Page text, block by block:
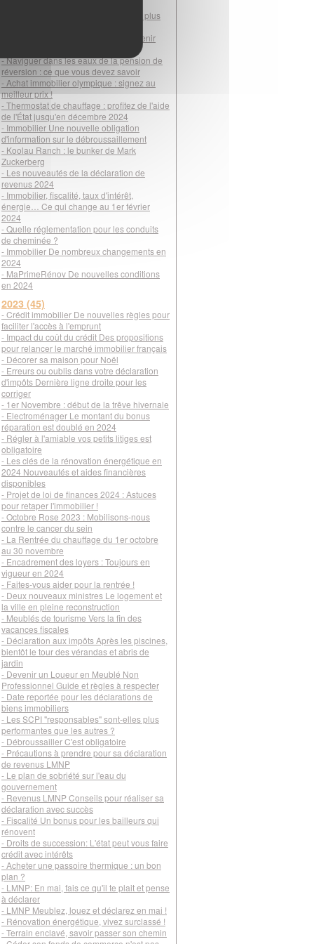
- DPE : une visite bien préparée pour plus
- Famille recomposée : simplifiez l'avenir
- Naviguer dans les eaux de la pension de
réversion : ce que vous devez savoir
- Achat immobilier olympique : signez au
meilleur prix !
- Thermostat de chauffage : profitez de l'aide
de l'État jusqu'en décembre 2024
- Immobilier Une nouvelle obligation
d'information sur le débroussaillement
- Koolau Ranch : le bunker de Mark
Zuckerberg
- Les nouveautés de la déclaration de
revenus 2024
- Immobilier, fiscalité, taux d'intérêt,
énergie… Ce qui change au 1er février
2024
- Quelle réglementation pour les conduits
de cheminée ?
- Immobilier De nombreux changements en
2024
- MaPrimeRénov De nouvelles conditions
en 2024
2023 (45)
- Crédit immobilier De nouvelles règles pour
faciliter l'accès à l'emprunt
- Impact du coût du crédit Des propositions
pour relancer le marché immobilier français
- Décorer sa maison pour Noël
- Erreurs ou oublis dans votre déclaration
d'impôts Dernière ligne droite pour les
corriger
- 1er Novembre : début de la trêve hivernale
- Electroménager Le montant du bonus
réparation est doublé en 2024
- Régler à l'amiable vos petits litiges est
obligatoire
- Les clés de la rénovation énergétique en
2024 Nouveautés et aides financières
disponibles
- Projet de loi de finances 2024 : Astuces
pour retaper l'immobilier !
- Octobre Rose 2023 : Mobilisons-nous
contre le cancer du sein
- La Rentrée du chauffage du 1er octobre
au 30 novembre
- Encadrement des loyers : Toujours en
vigueur en 2024
- Faites-vous aider pour la rentrée !
- Deux nouveaux ministres Le logement et
la ville en pleine reconstruction
- Meublés de tourisme Vers la fin des
vacances fiscales
- Déclaration aux impôts Après les piscines,
bientôt le tour des vérandas et abris de
jardin
- Devenir un Loueur en Meublé Non
Professionnel Guide et règles à respecter
- Date reportée pour les déclarations de
biens immobiliers
- Les SCPI "responsables" sont-elles plus
performantes que les autres ?
- Débroussailler C'est obligatoire
- Précautions à prendre pour sa déclaration
de revenus LMNP
- Le plan de sobriété sur l'eau du
gouvernement
- Revenus LMNP Conseils pour réaliser sa
déclaration avec succès
- Fiscalité Un bonus pour les bailleurs qui
rénovent
- Droits de succession: L'état peut vous faire
crédit avec intérêts
- Acheter une passoire thermique : un bon
plan ?
- LMNP: En mai, fais ce qu'il te plait et pense
à déclarer
- LMNP Meublez, louez et déclarez en mai !
- Rénovation énergétique, vivez surclassé !
- Terrain enclavé, savoir passer son chemin